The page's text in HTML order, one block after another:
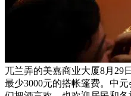
兀兰弄的美嘉商业大厦8月29
最少3000元的搭帐篷费。中